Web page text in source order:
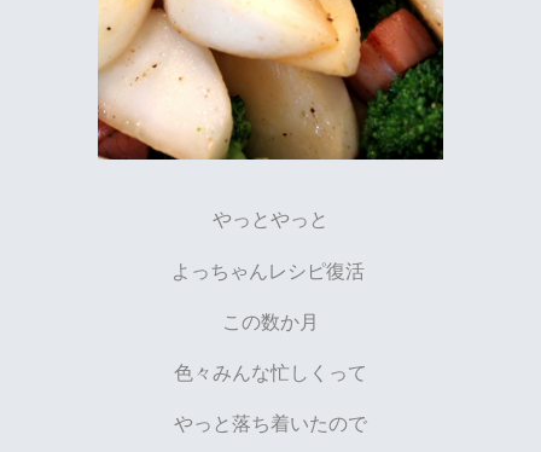
やっとやっと
よっちゃんレシピ復活
この数か月
色々みんな忙しくって
やっと落ち着いたので